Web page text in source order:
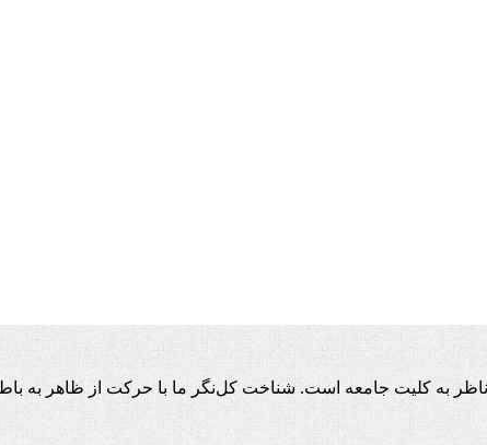
به کلیت جامعه است. شناخت کل‌نگر ما با حرکت از ظاهر به